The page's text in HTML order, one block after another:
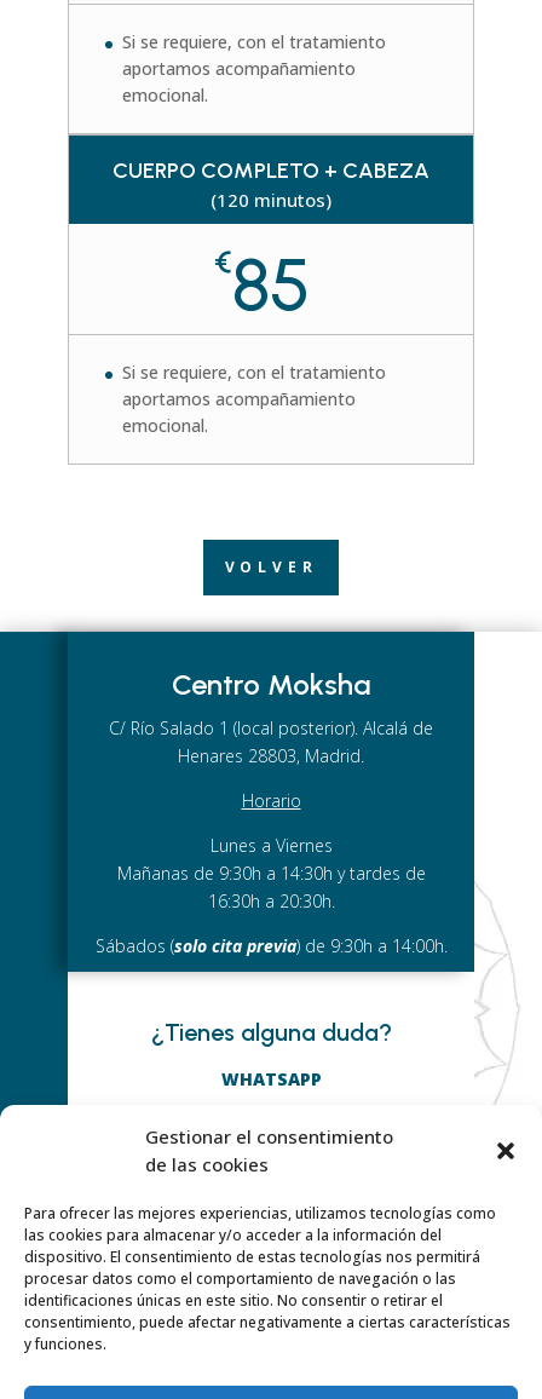
Gestionar el consentimiento
de las cookies
Para ofrecer las mejores experiencias, utilizamos tecnologías como
las cookies para almacenar y/o acceder a la información del
dispositivo. El consentimiento de estas tecnologías nos permitirá
procesar datos como el comportamiento de navegación o las
identificaciones únicas en este sitio. No consentir o retirar el
consentimiento, puede afectar negativamente a ciertas características
y funciones.
Si se requiere, con el tratamiento
aportamos acompañamiento
emocional.
CUERPO COMPLETO + CABEZA
(120 minutos)
€85
Si se requiere, con el tratamiento
aportamos acompañamiento
emocional.
VOLVER
Centro Moksha
C/ Río Salado 1 (local posterior). Alcalá de
Henares 28803, Madrid.
Horario
Lunes a Viernes
Mañanas de 9:30h a 14:30h y tardes de
16:30h a 20:30h.
Sábados (solo cita previa) de 9:30h a 14:00h.
¿Tienes alguna duda?
WHATSAPP
O ESCRIBE
Y SÍGUENOS EN: